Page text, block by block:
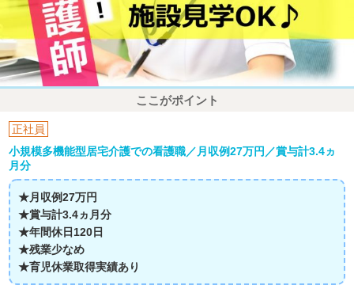
ここがポイント
正社員
小規模多機能型居宅介護での看護職／月収例27万円／賞与計3.4ヵ
月分
★月収例27万円
★賞与計3.4ヵ月分
★年間休日120日
★残業少なめ
★育児休業取得実績あり